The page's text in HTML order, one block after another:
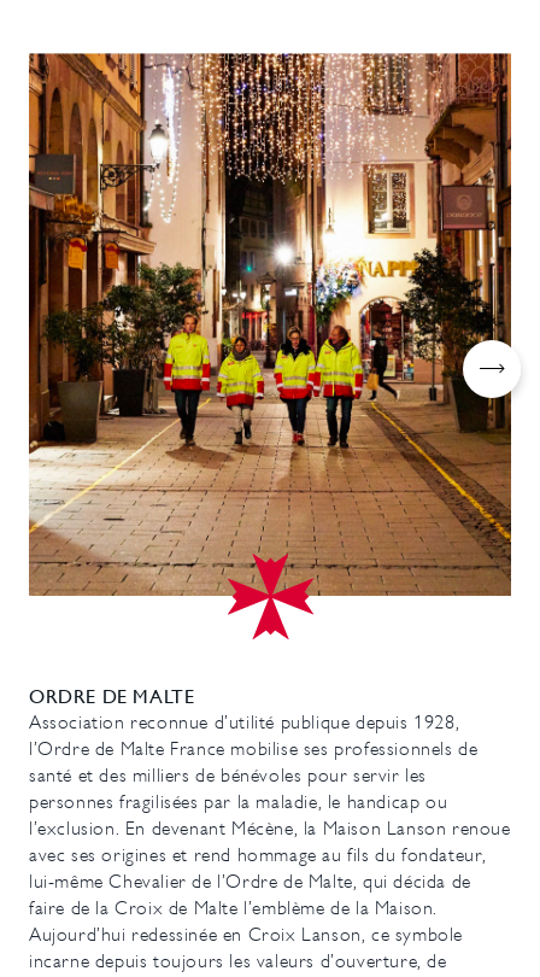
ORDRE DE MALTE
Association reconnue d’utilité publique depuis 1928,
l’Ordre de Malte France mobilise ses professionnels de
santé et des milliers de bénévoles pour servir les
personnes fragilisées par la maladie, le handicap ou
l’exclusion. En devenant Mécène, la Maison Lanson renoue
avec ses origines et rend hommage au fils du fondateur,
lui-même Chevalier de l’Ordre de Malte, qui décida de
faire de la Croix de Malte l’emblème de la Maison.
Aujourd’hui redessinée en Croix Lanson, ce symbole
incarne depuis toujours les valeurs d’ouverture, de